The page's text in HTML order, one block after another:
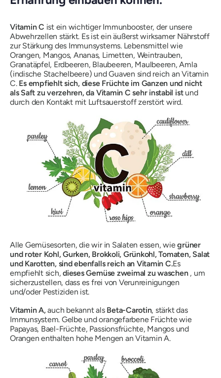
Vitamin C ist ein wichtiger Immunbooster, der unsere
Abwehrzellen stärkt. Es ist ein äußerst wirksamer Nährstoff
zur Stärkung des Immunsystems. Lebensmittel wie
Orangen, Mangos, Ananas, Limetten, Weintrauben,
Granatäpfel, Erdbeeren, Blaubeeren, Maulbeeren, Amla
(indische Stachelbeere) und Guaven sind reich an Vitamin
C. Es empfiehlt sich, diese Früchte im Ganzen und nicht
als Saft zu verzehren, da Vitamin C sehr instabil istund
durch den Kontakt mit Luftsauerstoff zerstört wird.
Alle Gemüsesorten, die wir in Salaten essen, wiegrüner
und roter Kohl, Gurken, Brokkoli, Grünkohl, Tomaten, Salat
und Karotten, sind ebenfalls reich an Vitamin C.Es
empfiehlt sich,dieses Gemüse zweimal zu waschen , um
sicherzustellen, dass es frei von Verunreinigungen
und/oder Pestiziden ist.
Vitamin A,auch bekannt als Beta-Carotin, stärkt das
Immunsystem. Gelbe und orangefarbene Früchte wie
Papayas, Bael-Früchte, Passionsfrüchte, Mangos und
Orangen enthalten hohe Mengen an Vitamin A.